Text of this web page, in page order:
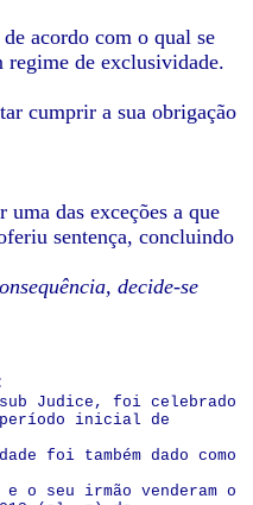
acordo com o qual se
de exclusividade.
cumprir a sua obrigação
das exceções a que
sentença, concluindo
decide-se
Judice, foi celebrado
período inicial de
foi também dado como
o seu irmão venderam o